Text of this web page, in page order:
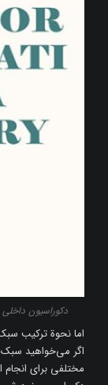
دکوراسیون
اما نحوة ترکیب
اگر می‌خواهید سبک
مختلفی برای انجام